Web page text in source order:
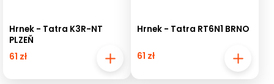
Hrnek - Tatra K3R-NT
PLZEŇ
61 zł
Hrnek - Tatra RT6N1 BRNO
61 zł